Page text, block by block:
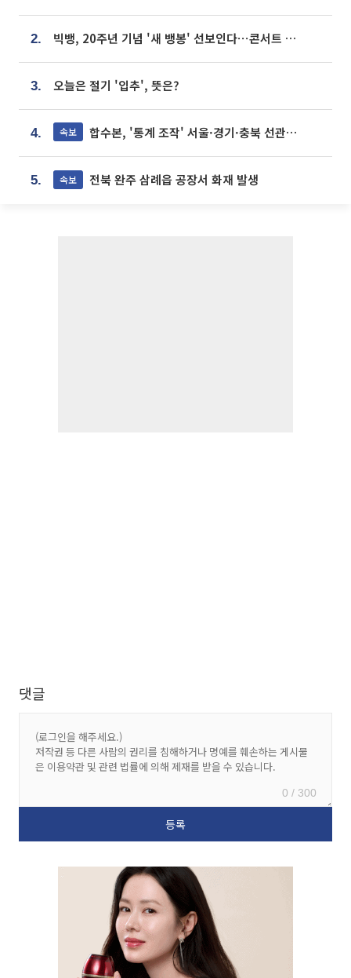
2. 빅뱅, 20주년 기념 '새 뱅봉' 선보인다⋯콘서트 앞두고 팝업 개최
3. 오늘은 절기 '입추', 뜻은?
4. 속보 합수본, '통계 조작' 서울·경기·충북 선관위 등 추가 압수수색
5. 속보 전북 완주 삼례읍 공장서 화재 발생
댓글
0 / 300